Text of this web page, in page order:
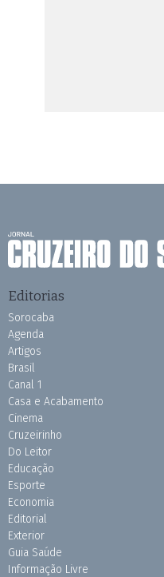
Editorias
Sorocaba
Agenda
Artigos
Brasil
Canal 1
Casa e Acabamento
Cinema
Cruzeirinho
Do Leitor
Educação
Esporte
Economia
Editorial
Exterior
Guia Saúde
Informação Livre